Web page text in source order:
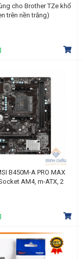
cho Brother TZe khổ
trên nền trắng)
B450M-A PRO MAX
AM4, m-ATX, 2